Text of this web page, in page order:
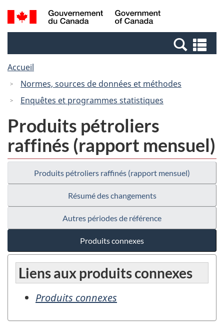
Passer
au
Passer
à
Canada
Recherche
et
et
Accueil
Normes, sources de données et méthodes
Enquêtes et programmes statistiques
Produits pétroliers
raffinés (rapport mensuel)
Produits pétroliers raffinés (rapport mensuel)
Résumé des changements
Autres périodes de référence
Produits connexes
Liens aux produits connexes
Produits connexes